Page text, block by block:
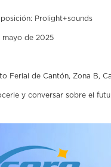
Prolight+sounds
mayo de 2025
Ferial de Cantón, Zona B,
y conversar sobre el